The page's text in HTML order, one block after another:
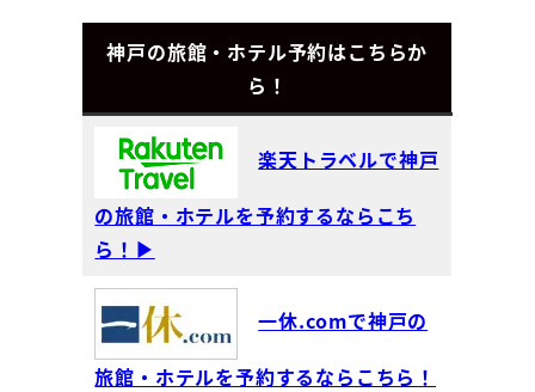
神戸の旅館・ホテル予約はこちらか
ら！
楽天トラベルで神戸
の旅館・ホテルを予約するならこち
ら！▶
一休.comで神戸の
旅館・ホテルを予約するならこちら！